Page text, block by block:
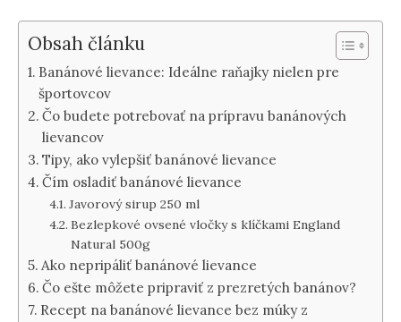
Obsah článku
Banánové lievance: Ideálne raňajky nielen pre
športovcov
Čo budete potrebovať na prípravu banánových
lievancov
Tipy, ako vylepšiť banánové lievance
Čím osladiť banánové lievance
Javorový sirup 250 ml
Bezlepkové ovsené vločky s klíčkami England
Natural 500g
Ako nepripáliť banánové lievance
Čo ešte môžete pripraviť z prezretých banánov?
Recept na banánové lievance bez múky z